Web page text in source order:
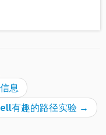
息
有趣的路径实验 →